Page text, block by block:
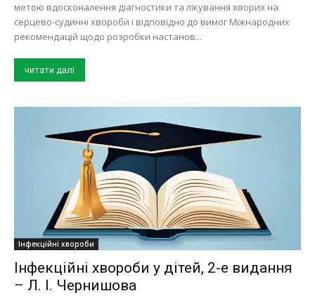
метою вдосконалення діагностики та лікування хворих на
серцево-судинні хвороби і відповідно до вимог Міжнародних
рекомендацій щодо розробки настанов...
читати далі
Інфекційні хвороби
Інфекційні хвороби у дітей, 2-е видання
– Л. І. Чернишова